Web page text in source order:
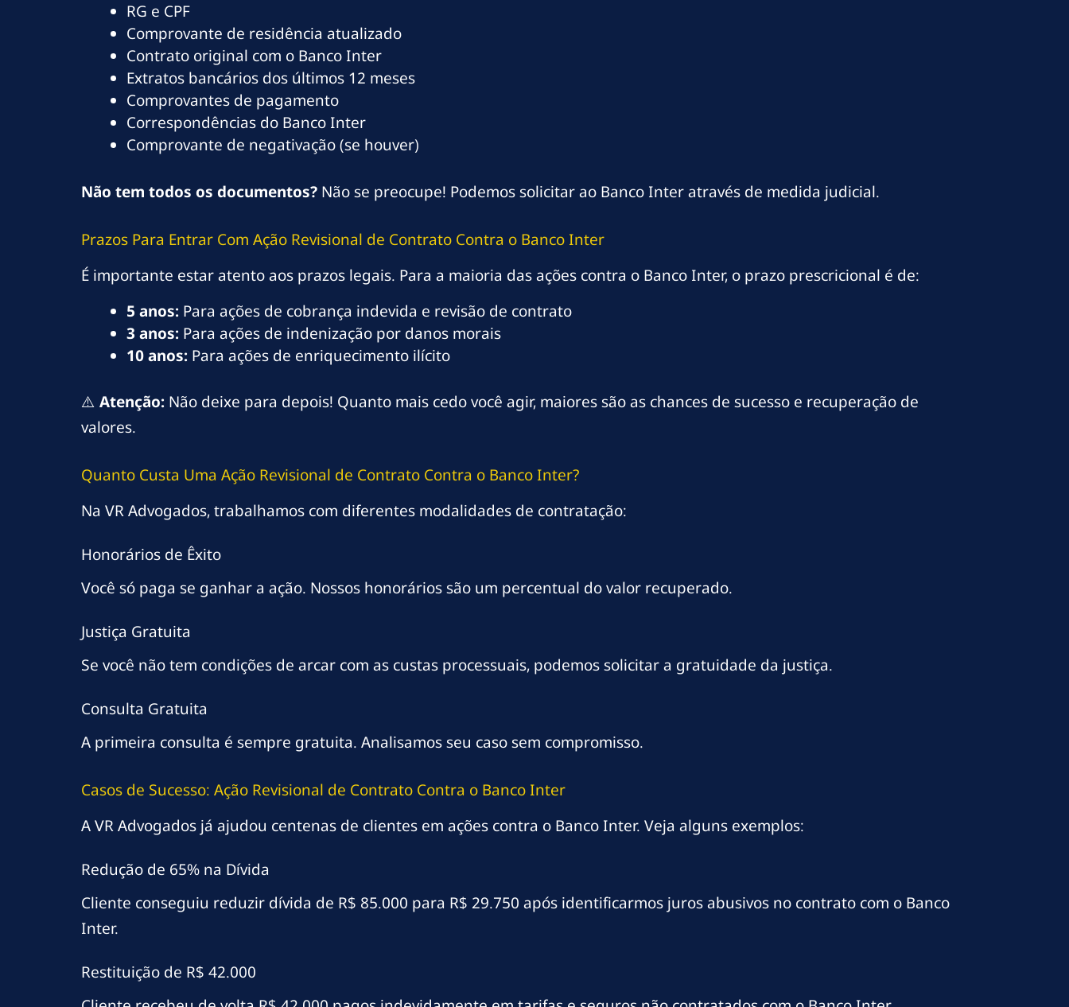
RG e CPF
Comprovante de residência atualizado
Contrato original com o Banco Inter
Extratos bancários dos últimos 12 meses
Comprovantes de pagamento
Correspondências do Banco Inter
Comprovante de negativação (se houver)
Não tem todos os documentos? Não se preocupe! Podemos solicitar ao Banco Inter através de medida judicial.
Prazos Para Entrar Com Ação Revisional de Contrato Contra o Banco Inter
É importante estar atento aos prazos legais. Para a maioria das ações contra o Banco Inter, o prazo prescricional é de:
5 anos: Para ações de cobrança indevida e revisão de contrato
3 anos: Para ações de indenização por danos morais
10 anos: Para ações de enriquecimento ilícito
⚠️ Atenção: Não deixe para depois! Quanto mais cedo você agir, maiores são as chances de sucesso e recuperação de
valores.
Quanto Custa Uma Ação Revisional de Contrato Contra o Banco Inter?
Na VR Advogados, trabalhamos com diferentes modalidades de contratação:
Honorários de Êxito
Você só paga se ganhar a ação. Nossos honorários são um percentual do valor recuperado.
Justiça Gratuita
Se você não tem condições de arcar com as custas processuais, podemos solicitar a gratuidade da justiça.
Consulta Gratuita
A primeira consulta é sempre gratuita. Analisamos seu caso sem compromisso.
Casos de Sucesso: Ação Revisional de Contrato Contra o Banco Inter
A VR Advogados já ajudou centenas de clientes em ações contra o Banco Inter. Veja alguns exemplos:
Redução de 65% na Dívida
Cliente conseguiu reduzir dívida de R$ 85.000 para R$ 29.750 após identificarmos juros abusivos no contrato com o Banco
Inter.
Restituição de R$ 42.000